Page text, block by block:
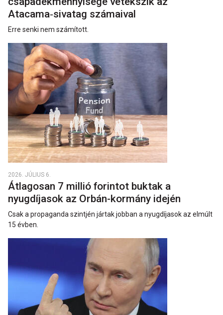
Atacama‑sivatag számaival
Erre senki nem számított.
2026. JÚLIUS 6.
Átlagosan 7 millió forintot buktak a
nyugdíjasok az Orbán-kormány idején
Csak a propaganda szintjén jártak jobban a nyugdíjasok az elmúlt
15 évben.